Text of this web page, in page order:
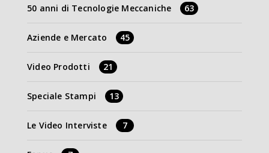
50 anni di Tecnologie Meccaniche 63
Aziende e Mercato 45
Video Prodotti 21
Speciale Stampi 13
Le Video Interviste 7